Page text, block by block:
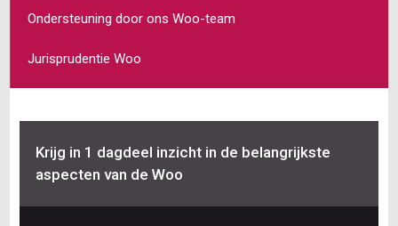
Ondersteuning door ons Woo-team
Jurisprudentie Woo
Krijg in 1 dagdeel inzicht in de belangrijkste
aspecten van de Woo